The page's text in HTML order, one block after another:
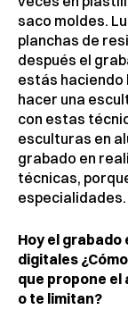
saco moldes.
planchas de
después el
estás haciendo
hacer una
con estas
esculturas en
grabado en
técnicas,
especialidades.
Hoy el
digitales
que propone
o te limitan?